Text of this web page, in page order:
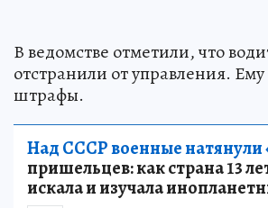
В ведомстве отметили, что
отстранили от управления. Ему
штрафы.
Над СССР военные натянули
пришельцев: как страна 13
искала и изучала